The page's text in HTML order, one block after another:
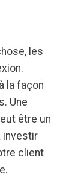
les
à la façon
Une
être un
investir
client